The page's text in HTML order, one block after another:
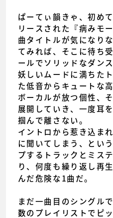
ぱーてぃ韻きゃ、初め
リースされた『病みモ
曲タイトルが気になり
てみれば、そこに待ち
ールでソリッドなダン
妖しいムードに満ちた
た低音からキュートな
ボーカルが放つ個性、
展開していき、一度耳
掴んで離さない。
イントロから惹き込ま
に聞いてしまう、とい
プするトラックとミス
り、何度も繰り返し再
んだ危険な1曲だ。
まだ一曲目のシングル
数のプレイリストでピ